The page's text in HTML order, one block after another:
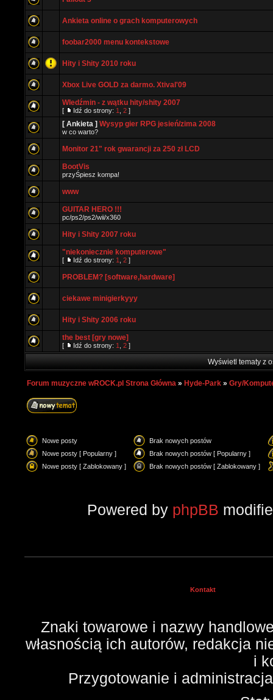
Ankieta online o grach komputerowych
foobar2000 menu kontekstowe
Hity i Shity 2010 roku
Xbox Live GOLD za darmo. Xtival'09
WIedźmin - z wątku hity/shity 2007
[ Idź do strony: 1 2 ]
[ Ankieta ] Wysyp gier RPG jesień/zima 2008
w co warto?
Monitor 21" rok gwarancji za 250 zł LCD
BootVis
przyŚpiesz kompa!
www
GUITAR HERO !!!
pc/ps2/ps2/wii/x360
Hity i Shity 2007 roku
"niekoniecznie komputerowe"
[ Idź do strony: 1 2 ]
PROBLEM? [software,hardware]
ciekawe minigierkyyy
Hity i Shity 2006 roku
the best [gry nowe]
[ Idź do strony: 1 2 ]
Wyświetl tematy z
Forum muzyczne wROCK.pl Strona Główna » Hyde-Park » Gry/
Nowe posty
Brak nowych postów
Nowe posty [ Popularny ]
Brak nowych postów [ Popularny ]
Nowe posty [ Zablokowany ]
Brak nowych postów [ Zablokowany ]
Powered by phpBB
Kontakt
Znaki towarowe i nazwy
własnością ich autorów, redakcja
i
Przygotowanie i